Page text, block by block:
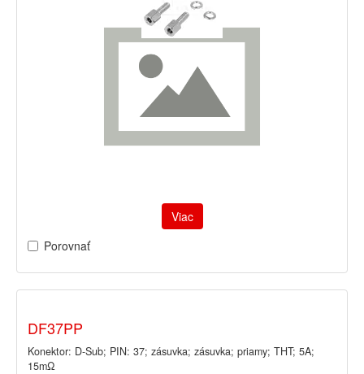
Viac
Porovnať
DF37PP
Konektor: D-Sub; PIN: 37; zásuvka; zásuvka; priamy; THT; 5A;
15mΩ